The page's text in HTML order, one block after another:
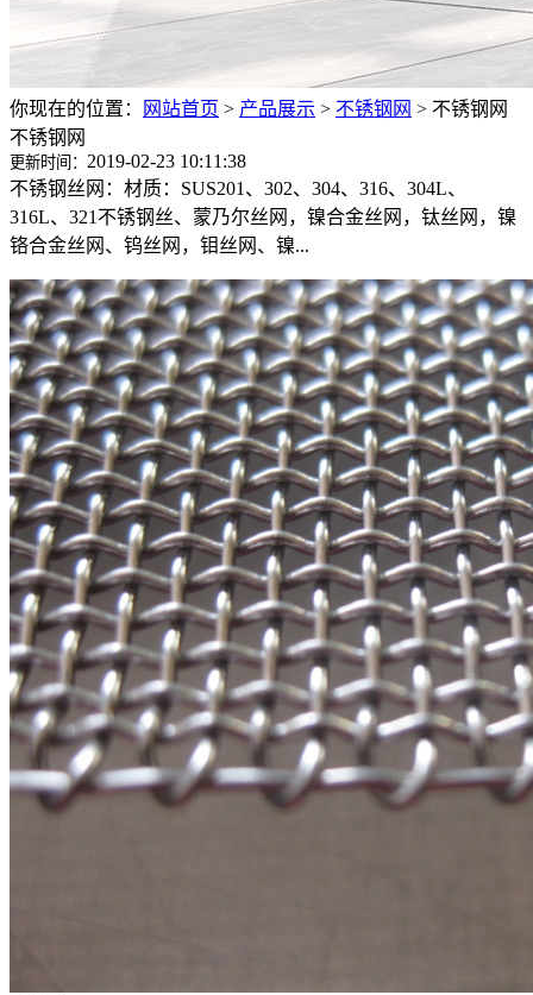
你现在的位置： 网站首页 > 产品展示 > 不锈钢网 > 不锈钢网
不锈钢网
更新时间： 2019-02-23 10:11:38
不锈钢丝网：材质：SUS201、302、304、316、304L、
316L、321不锈钢丝、蒙乃尔丝网，镍合金丝网，钛丝网，镍
铬合金丝网、钨丝网，钼丝网、镍...